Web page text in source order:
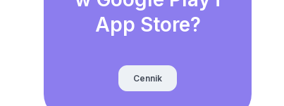
App Store?
Cennik